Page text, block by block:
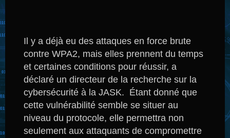
Il y a déjà eu des attaques en force brute
contre WPA2, mais elles prennent du temps
et certaines conditions pour réussir, a
déclaré un directeur de la recherche sur la
cybersécurité à la JASK. Étant donné que
cette vulnérabilité semble se situer au
niveau du protocole, elle permettra non
seulement aux attaquants de compromettre